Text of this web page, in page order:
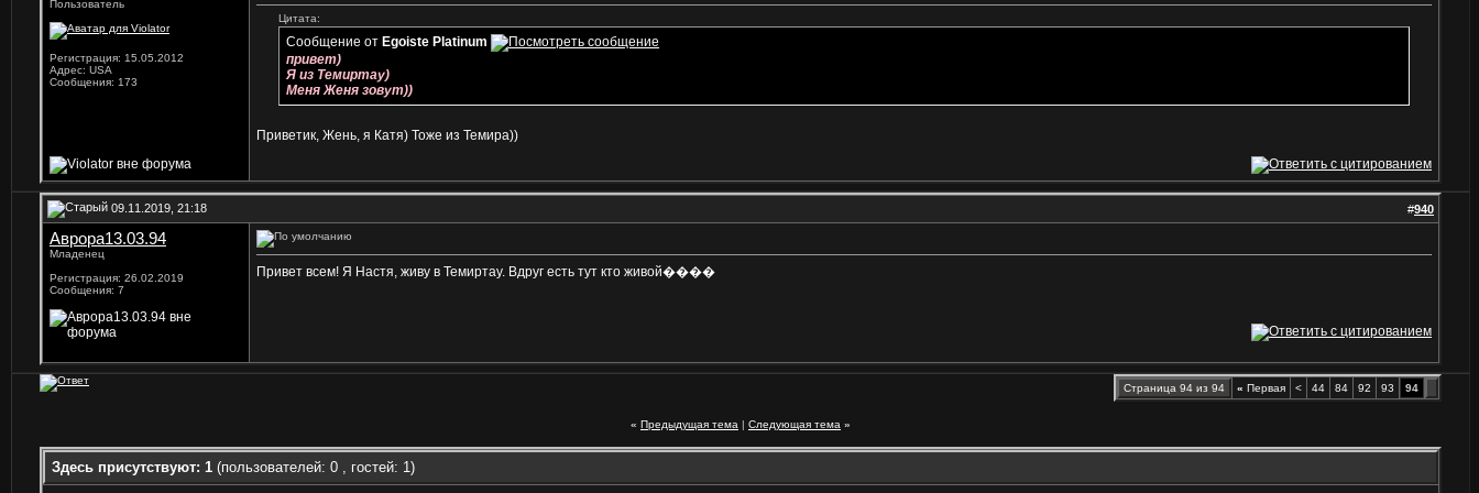
Пользователь
Регистрация: 15.05.2012
Адрес: USA
Сообщения: 173
Цитата:
Сообщение от Egoiste Platinum
привет)
Я из Темиртау)
Меня Женя зовут))
Приветик, Жень, я Катя) Тоже из Темира))
09.11.2019, 21:18 #940
Аврора13.03.94
Младенец
Регистрация: 26.02.2019
Сообщения: 7
Привет всем! Я Настя, живу в Темиртау. Вдруг есть тут кто живой����
Страница 94 из 94 « Первая < 44 84 92 93 94
« Предыдущая тема | Следующая тема »
Здесь присутствуют: 1 (пользователей: 0 , гостей: 1)